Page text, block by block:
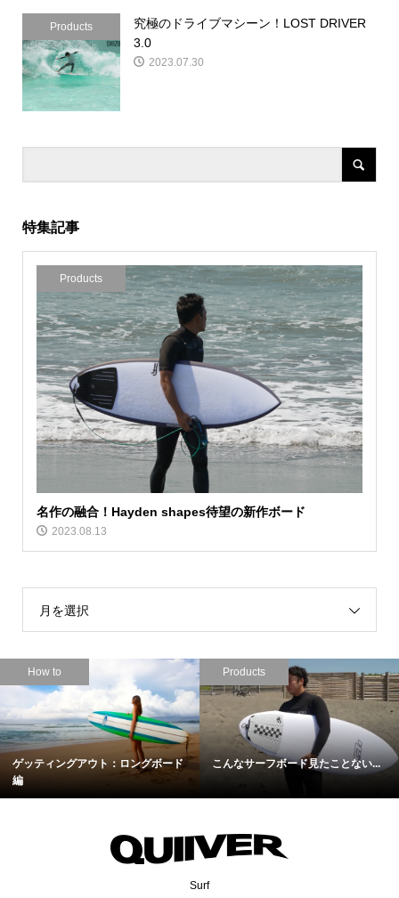
Products
究極のドライブマシーン！LOST DRIVER
3.0
2023.07.30
特集記事
Products
名作の融合！Hayden shapes待望の新作ボード
2023.08.13
月を選択
How to
ゲッティングアウト：ロングボード
編
Products
こんなサーフボード見たことない...
Surf